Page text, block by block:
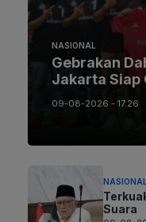
NASIONAL
Gebrakan
Jakarta Siap
09-08-2026 - 17.26
NASIONAL
Suara